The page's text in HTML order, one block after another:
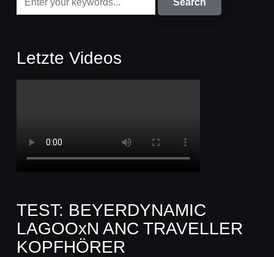
Letzte Videos
TEST: BEYERDYNAMIC
LAGOOxN ANC TRAVELLER
KOPFHÖRER